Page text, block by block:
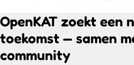
OpenKAT zoekt een
toekomst — samen
community